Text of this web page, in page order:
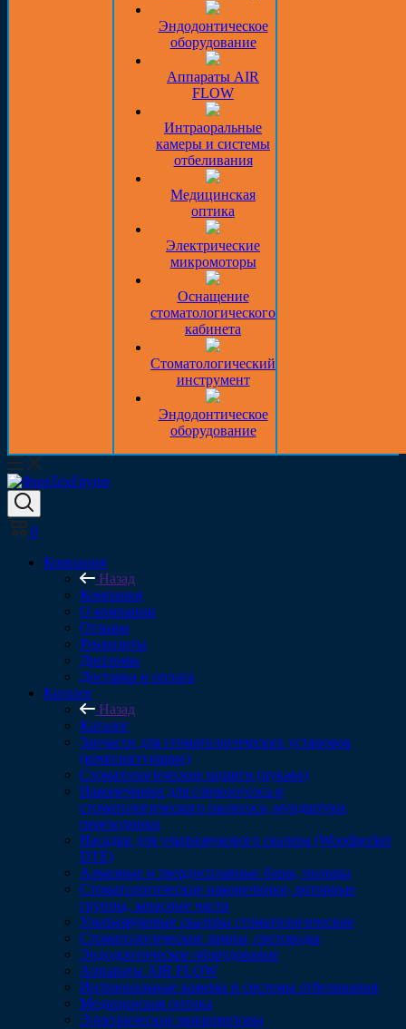
Эндодонтическое
оборудование
Аппараты AIR
FLOW
Интраоральные
камеры и системы
отбеливания
Медицинская
оптика
Электрические
микромоторы
Оснащение
стоматологического
кабинета
Стоматологический
инструмент
Эндодонтическое
оборудование
0
Компания
Назад
Компания
О компании
Отзывы
Реквизиты
Дипломы
Доставка и оплата
Каталог
Назад
Каталог
Запчасти для стоматологических установок
(комплектующие)
Стоматологические шланги (рукава)
Наконечники для слюноотсоса и
стоматологического пылесоса, мундштуки,
переходники
Насадки для ультразвукового скалера (Woodpecker
DTE)
Алмазные и твердосплавные боры, полиры
Стоматологические наконечники, роторные
группы, запасные части
Ультразвуковые скалеры стоматологические
Стоматологические лампы, световоды
Эндодонтическое оборудование
Аппараты AIR FLOW
Интраоральные камеры и системы отбеливания
Медицинская оптика
Электрические микромоторы